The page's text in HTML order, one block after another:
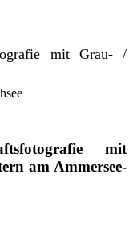
mit Grau- /
mit
am Ammersee-